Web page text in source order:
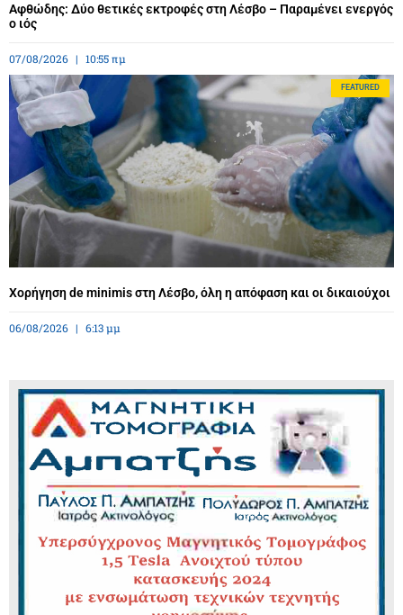
Αφθώδης: Δύο θετικές εκτροφές στη Λέσβο – Παραμένει ενεργός
ο ιός
07/08/2026 10:55 πμ
FEATURED
Χορήγηση de minimis στη Λέσβο, όλη η απόφαση και οι δικαιούχοι
06/08/2026 6:13 μμ